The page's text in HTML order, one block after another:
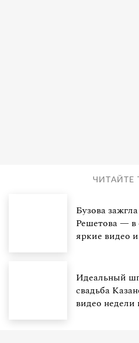
ЧИТАЙТЕ
Бузова
Решетова — в
яркие видео
Идеальный
свадьба
видео недели